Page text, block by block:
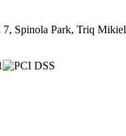
7, Spinola Park, Triq Mikiel